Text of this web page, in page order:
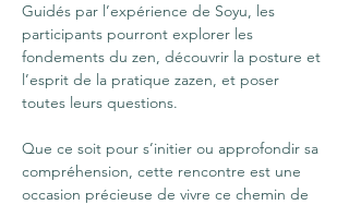
Guidés par l’expérience de Soyu, les
participants pourront explorer les
fondements du zen, découvrir la posture et
l’esprit de la pratique zazen, et poser
toutes leurs questions.
Que ce soit pour s’initier ou approfondir sa
compréhension, cette rencontre est une
occasion précieuse de vivre ce chemin de